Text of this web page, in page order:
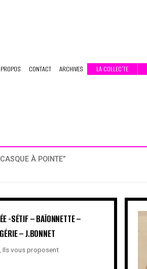
CONTACT ARCHIVES LA COLLEC’TE
À POINTE”
-SÉTIF – BAÏONNETTE –
– J.BONNET
Ils vous proposent